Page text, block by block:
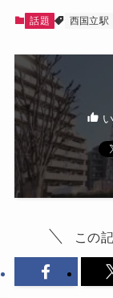
話題 西国立駅
この